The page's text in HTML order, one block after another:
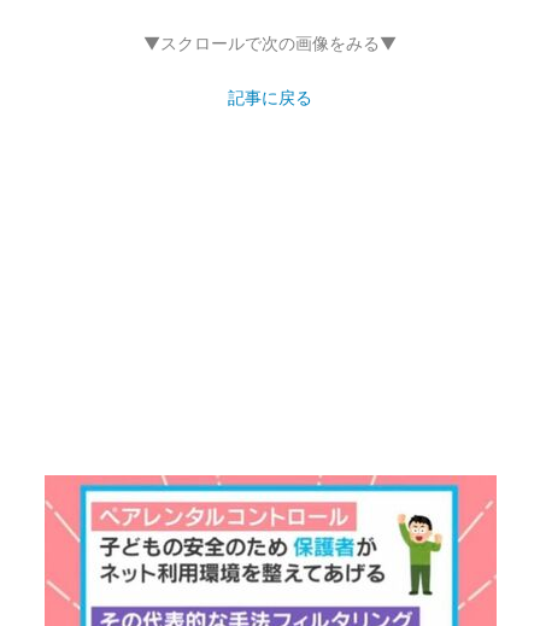
▼スクロールで次の画像をみる▼
記事に戻る